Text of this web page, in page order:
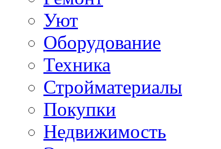
Уют
Оборудование
Техника
Стройматериалы
Покупки
Недвижимость